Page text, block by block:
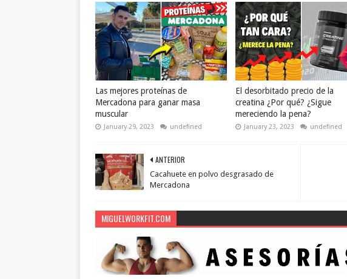
Las mejores proteínas de
Mercadona para ganar masa
muscular
January 29, 2023 undefined
El desorbitado precio de la
creatina ¿Por qué? ¿Sigue
mereciendo la pena?
January 23, 2023 undefined
ANTERIOR
Cacahuete en polvo desgrasado de
Mercadona
MIGUELWORKFIT.COM